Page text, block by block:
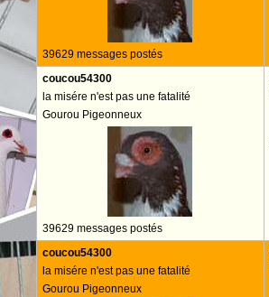
39629 messages postés
coucou54300
la misére n'est pas une fatalité
Gourou Pigeonneux
39629 messages postés
coucou54300
la misére n'est pas une fatalité
Gourou Pigeonneux